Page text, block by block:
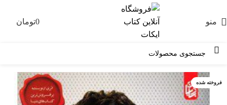
منو 0تومان
فروخته شده